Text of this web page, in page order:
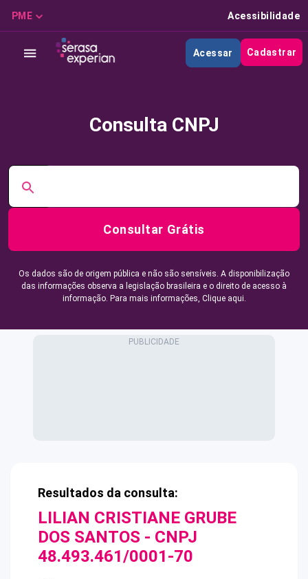
PME Acessibilidade
Acessar Cadastrar
Consulta CNPJ
Consultar Grátis
Os dados são de origem pública e não são sensíveis. A disponibilização
das informações observa a legislação brasileira e o direito de acesso à
informação. Para mais informações, Clique aqui.
Resultados da consulta:
LILIAN CRISTIANE GRUBE
DOS SANTOS - CNPJ
48.493.461/0001-70